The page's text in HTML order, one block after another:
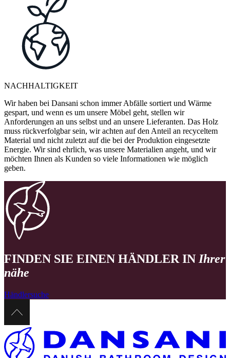
NACHHALTIGKEIT
Wir haben bei Dansani schon immer Abfälle sortiert und Wärme
gespart, und wenn es um unsere Möbel geht, stellen wir
Anforderungen an uns selbst und an unsere Lieferanten. Das Holz
muss rückverfolgbar sein, wir achten auf den Anteil an recyceltem
Material und nicht zuletzt auf die bei der Produktion eingesetzte
Energie. Wir sind ehrlich, was unsere Materialien angeht, und wir
möchten Ihnen als Kunden so viele Informationen wie möglich
geben.
FINDEN SIE EINEN HÄNDLER IN Ihrer
nähe
Händlersuche